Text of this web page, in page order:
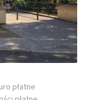
płatne